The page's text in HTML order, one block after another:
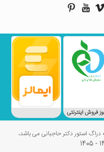
فروش اینترنتی
استور دکتر حاجبانی می باشد،